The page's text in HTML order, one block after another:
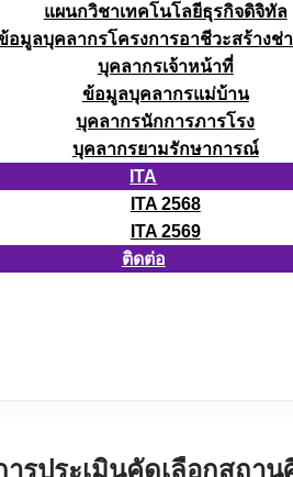
แผนกวิชาเทคโนโลยีธุรกิจดิจิทัล
อมูลบุคลากรโครงการอาชีวะสร้างช่
บุคลากรเจ้าหน้าที่
ข้อมูลบุคลากรแม่บ้าน
บุคลากรนักการภารโรง
บุคลากรยามรักษาการณ์
ITA
ITA 2568
ITA 2569
ติดต่อ
รประเมินคัดเลือกสถา